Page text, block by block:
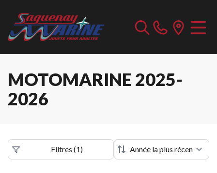
MOTOMARINE 2025-
2026
Filtres (1)